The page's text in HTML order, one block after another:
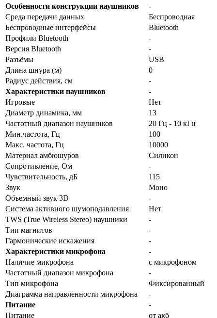
Особенности конструкции наушников
-
Среда передачи данных
Беспроводная
Беспроводные интерфейсы
Bluetooth
Профили Bluetooth
-
Версия Bluetooth
-
Разъёмы
USB
Длина шнура (м)
0
Радиус действия, см
-
Характеристики наушников
-
Игровые
Нет
Диаметр динамика, мм
13
Частотный диапазон наушников
20 Гц - 10 кГц
Мин.частота, Гц
100
Макс. частота, Гц
10000
Материал амбюшуров
Силикон
Сопротивление, Ом
-
Чувствительность, дБ
115
Звук
Моно
Объемный звук 3D
-
Система активного шумоподавления
Нет
TWS (True Wireless Stereo) наушники
-
Тип магнитов
-
Гармонические искажения
-
Характеристики микрофона
-
Наличие микрофона
с микрофоном
Частотный диапазон микрофона
-
Тип микрофона
Фиксированный
Диаграмма направленности микрофона
-
Питание
-
Питание
от акб